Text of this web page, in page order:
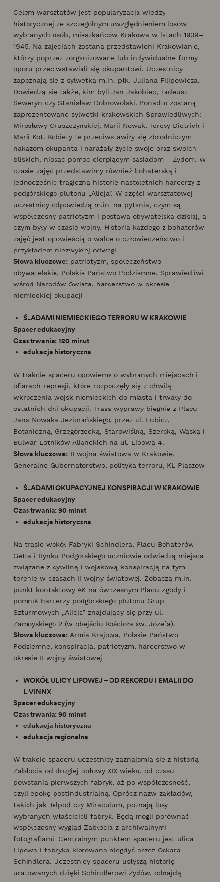
Celem warsztatów jest popularyzacja wiedzy
historycznej ze szczególnym uwzględnieniem losów
wybranych osób, mieszkańców Krakowa w latach 1939–
1945. Na zajęciach zostaną przedstawieni Krakowianie,
którzy poprzez zorganizowane lub indywidualne formy
oporu przeciwstawiali się okupantowi. Uczestnicy
zapoznają się z sylwetką m.in. płk. Juliana Filipowicza.
Dowiedzą się także, kim byli Jan Jakóbiec, Tadeusz
Seweryn czy Stanisław Dobrowolski. Ponadto zostaną
zaprezentowane sylwetki krakowskich Sprawiedliwych:
Mirosławy Gruszczyńskiej, Marii Nowak, Teresy Dietrich i
Marii Kot. Kobiety te przeciwstawiły się zbrodniczym
nakazom okupanta i narażały życie swoje oraz swoich
bliskich, niosąc pomoc cierpiącym sąsiadom – Żydom. W
czasie zajęć przedstawimy również bohaterską i
jednocześnie tragiczną historię nastoletnich harcerzy z
podgórskiego plutonu „Alicja”. W części warsztatowej
uczestnicy odpowiedzą m.in. na pytania, czym są
współczesny patriotyzm i postawa obywatelska dzisiaj, a
czym były w czasie wojny. Historia każdego z bohaterów
zajęć jest opowieścią o walce o człowieczeństwo i
przykładem niezwykłej odwagi.
Słowa kluczowe: patriotyzm, społeczeństwo
obywatelskie, Polskie Państwo Podziemne, Sprawiedliwi
wśród Narodów Świata, harcerstwo w okresie
niemieckiej okupacji
ŚLADAMI NIEMIECKIEGO TERRORU W KRAKOWIE
Spacer edukacyjny
Czas trwania: 120 minut
edukacja historyczna
W trakcie spaceru opowiemy o wybranych miejscach i
ofiarach represji, które rozpoczęły się z chwilą
wkroczenia wojsk niemieckich do miasta i trwały do
ostatnich dni okupacji. Trasa wyprawy biegnie z Placu
Jana Nowaka Jeziorańskiego, przez ul. Lubicz,
Botaniczną, Grzegórzecką, Starowiślną, Szeroką, Wąską i
Bulwar Lotników Alianckich na ul. Lipową 4.
Słowa kluczowe: II wojna światowa w Krakowie,
Generalne Gubernatorstwo, polityka terroru, KL Plaszow
ŚLADAMI OKUPACYJNEJ KONSPIRACJI W KRAKOWIE
Spacer edukacyjny
Czas trwania: 90 minut
edukacja historyczna
Na trasie wokół Fabryki Schindlera, Placu Bohaterów
Getta i Rynku Podgórskiego uczniowie odwiedzą miejsca
związane z cywilną i wojskową konspiracją na tym
terenie w czasach II wojny światowej. Zobaczą m.in.
punkt kontaktowy AK na ówczesnym Placu Zgody i
pomnik harcerzy podgórskiego plutonu Grup
Szturmowych „Alicja” znajdujący się przy ul.
Zamoyskiego 2 (w obejściu Kościoła św. Józefa).
Słowa kluczowe: Armia Krajowa, Polskie Państwo
Podziemne, konspiracja, patriotyzm, harcerstwo w
okresie II wojny światowej
WOKÓŁ ULICY LIPOWEJ – OD REKORDU I EMALII DO
LIVINNX
Spacer edukacyjny
Czas trwania: 90 minut
edukacja historyczna
edukacja regionalna
W trakcie spaceru uczestnicy zaznajomią się z historią
Zabłocia od drugiej połowy XIX wieku, od czasu
powstania pierwszych fabryk, aż po współczesność,
czyli epokę postindustrialną. Oprócz nazw zakładów,
takich jak Telpod czy Miraculum, poznają losy
wybranych właścicieli fabryk. Będą mogli porównać
współczesny wygląd Zabłocia z archiwalnymi
fotografiami. Centralnym punktem spaceru jest ulica
Lipowa i fabryka kierowana niegdyś przez Oskara
Schindlera. Uczestnicy spaceru usłyszą historię
uratowanych dzięki Schindlerowi Żydów, odnajdą